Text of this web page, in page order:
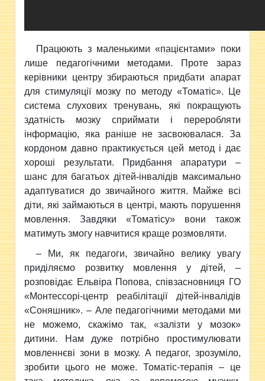
Працюють з маленькими «пацієнтами» поки
лише педагогічними методами. Проте зараз
керівники центру збираються придбати апарат
для стимуляції мозку по методу «Томатіс». Це
система слухових тренувань, які покращують
здатність мозку сприймати і переробляти
інформацію, яка раніше не засвоювалася. За
кордоном давно практикується цей метод і дає
хороші результати. Придбання апаратури –
шанс для багатьох дітей-інвалідів максимально
адаптуватися до звичайного життя. Майже всі
діти, які займаються в центрі, мають порушення
мовлення. Завдяки «Томатісу» вони також
матимуть змогу навчитися краще розмовляти.
– Ми, як педагоги, звичайно велику увагу
приділяємо розвитку мовлення у дітей, –
розповідає Ельвіра Попова, співзасновниця ГО
«Монтессорі-центр реабілітації дітей-інвалідів
«Соняшник». – Але педагогічними методами ми
не можемо, скажімо так, «залізти у мозок»
дитини. Нам дуже потрібно простимулювати
мовленнєві зони в мозку. А педагог, зрозуміло,
зробити цього не може. Томатіс-терапія – це